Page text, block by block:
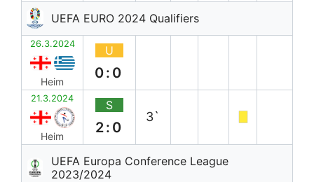
UEFA EURO 2024 Qualifiers
26.3.2024
Heim
U
0:0
21.3.2024
Heim
S
2:0
3`
UEFA Europa Conference League
2023/2024